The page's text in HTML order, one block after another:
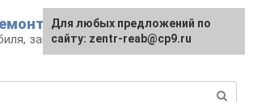
запчасти и
Для любых предложений по
сайту: zentr-reab@cp9.ru